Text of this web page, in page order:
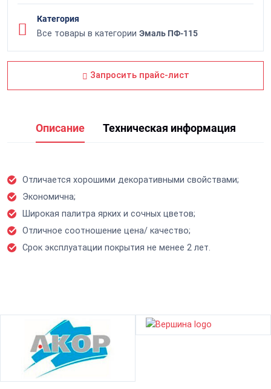
Категория
Все товары в категории Эмаль ПФ-115
Запросить прайс-лист
Описание Техническая информация
Отличается хорошими декоративными свойствами;
Экономична;
Широкая палитра ярких и сочных цветов;
Отличное соотношение цена/ качество;
Срок эксплуатации покрытия не менее 2 лет.